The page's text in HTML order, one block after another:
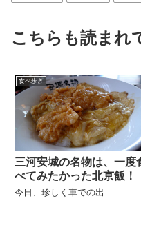
こちらも読まれ
食べ歩き
三河安城の名物は、一度
べてみたかった北京飯！
今日、珍しく車での出...